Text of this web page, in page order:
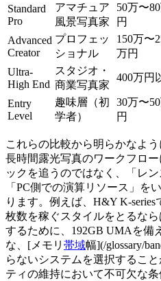
Standard
Pro
アマチュア
風景写真家
50万〜
円
Advanced
Creator
プロフェッ
ショナル
150万〜
万円
Ultra-
High End
スタジオ・
商業写真家
400万円
Entry
Level
趣味層（初
学者）
30万〜
円
これらの比較から明らかなよ
長時間露光写真のワークフロ
ックを追うのではなく、「レ
「PC側での演算リソース」を
ります。例えば、H&Y K-
枚数を稼ぐスタイルをとるな
するために、192GB UMAを備
な、[メモリ 帯域幅](/glossary/
らないシステムを選択するこ
ティの維持において不可欠な条